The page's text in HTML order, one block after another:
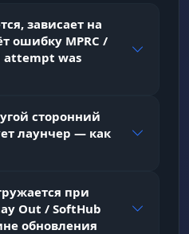
зависает на
ошибку MPRC /
attempt was
сторонний
лаунчер — как
при
Out / SoftHub
обновления